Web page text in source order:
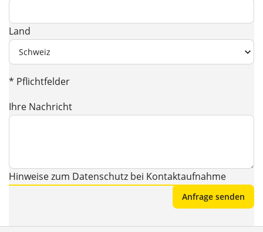
Land
* Pflichtfelder
Ihre Nachricht
Hinweise zum Datenschutz bei Kontaktaufnahme